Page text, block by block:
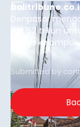
Denpasar
Rp1,152 triliun
warga
garis
guna menjaga
kelompok desil
merosot ke
Submitted by